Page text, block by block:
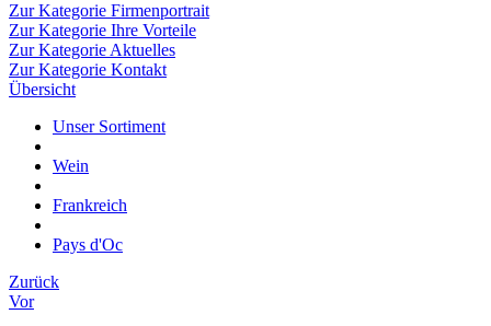
Zur Kategorie Firmenportrait
Zur Kategorie Ihre Vorteile
Zur Kategorie Aktuelles
Zur Kategorie Kontakt
Übersicht
Unser Sortiment
Wein
Frankreich
Pays d'Oc
Zurück
Vor